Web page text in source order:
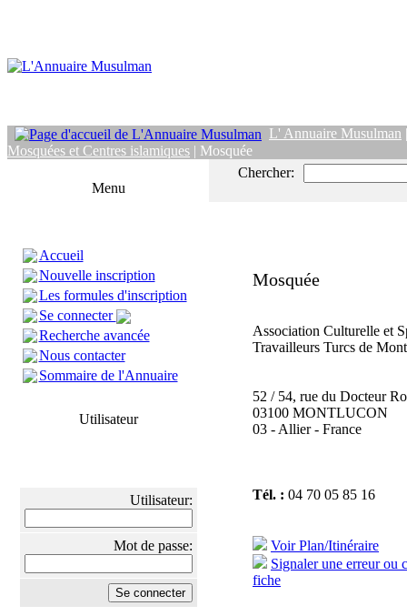
L' Annuaire Musulman
Mosquées et Centres islamiques | Mosquée
Menu
Accueil
Nouvelle inscription
Les formules d'inscription
Se connecter
Recherche avancée
Nous contacter
Sommaire de l'Annuaire
Utilisateur
Utilisateur:
Mot de passe:
Chercher:
Mosquée
Association Culturelle et
Travailleurs Turcs de
52 / 54, rue du Docteur
03100 MONTLUCON
03 - Allier - France
Tél. : 04 70 05 85 16
Voir Plan/Itinéraire
Signaler une erreur ou
fiche